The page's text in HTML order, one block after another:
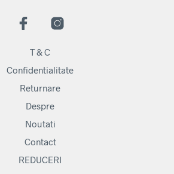
T & C
Confidentialitate
Returnare
Despre
Noutati
Contact
REDUCERI